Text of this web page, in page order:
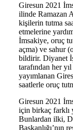
Giresun 2021
ilinde Ramazan
kişilerin tutma
etmelerine
İmsakiye, oruç
açma) ve sahur
bildirir. Diyanet
tarafından her
yayımlanan
saatlerle oruç
Giresun 2021
için birkaç farklı
Bunlardan ilki,
Başkanlığı’nın